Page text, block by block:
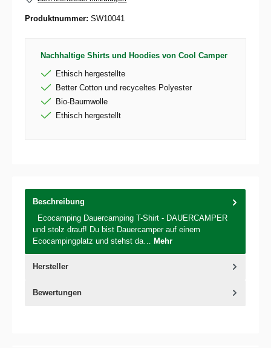
Produktnummer: SW10041
Nachhaltige Shirts und Hoodies von Cool Camper
Ethisch hergestellte
Better Cotton und recyceltes Polyester
Bio-Baumwolle
Ethisch hergestellt
Beschreibung
Ecocamping Dauercamping T-Shirt - DAUERCAMPER
und stolz drauf! Du bist Dauercamper auf einem
Ecocampingplatz und stehst da… Mehr
Hersteller
Bewertungen